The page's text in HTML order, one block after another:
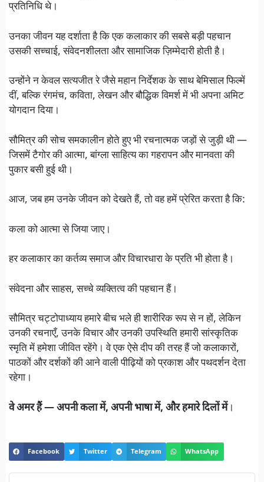
प्रतिनिधि थे।
उनका जीवन यह दर्शाता है कि एक कलाकार की सबसे बड़ी पहचान
उसकी सच्चाई, संवेदनशीलता और सामाजिक ज़िम्मेदारी होती है।
उन्होंने न केवल सत्यजीत रे जैसे महान निर्देशक के साथ बेमिसाल फिल्में
दीं, बल्कि रंगमंच, कविता, लेखन और बौद्धिक विमर्श में भी अपना अमिट
योगदान दिया।
सौमित्र की सोच समकालीन होते हुए भी रचनात्मक जड़ों से जुड़ी थी —
जिसमें टैगोर की आत्मा, बांग्ला साहित्य का गहरापन और मानवता की
पुकार बसी हुई थी।
आज, जब हम उनके जीवन को देखते हैं, तो वह हमें प्रेरित करता है कि:
कला को आत्मा से जिया जाए।
हर कलाकार का कर्तव्य समाज और विचारधारा के प्रति भी होता है।
संवेदना और साहस, सच्चे व्यक्तित्व की पहचान हैं।
सौमित्र चट्टोपाध्याय हमारे बीच भले ही शारीरिक रूप से न हों, लेकिन
उनकी रचनाएँ, उनके विचार और उनकी उपस्थिति हमारी सांस्कृतिक
स्मृति में हमेशा जीवित रहेंगे। वे एक ऐसे दीप की तरह हैं जो कलाकारों,
पाठकों और दर्शकों की आने वाली पीढ़ियों को प्रकाश और पथदर्शन देता
रहेगा।
वे अमर हैं — अपनी कला में, अपनी भाषा में, और हमारे दिलों में।
Facebook Twitter Telegram WhatsApp